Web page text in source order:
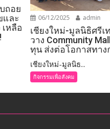
ถอย
และ
หลือ
06/12/2025 admin
เชียงใหม่-มูลนิธิศรี
วาง Community
ทุน ส่งต่อโอกาสทาง
เชียงใหม่-มูลนิธ...
กิจกรรมเพื่อสังคม